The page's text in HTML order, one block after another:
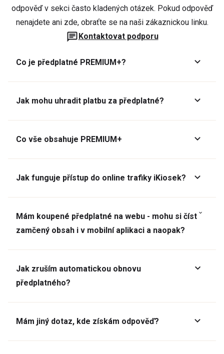
odpověď v sekci často kladených otázek. Pokud odpověď
nenajdete ani zde, obraťte se na naši zákaznickou linku.
Kontaktovat podporu
Co je předplatné PREMIUM+?
Jak mohu uhradit platbu za předplatné?
Co vše obsahuje PREMIUM+
Jak funguje přístup do online trafiky iKiosek?
Mám koupené předplatné na webu - mohu si číst
zamčený obsah i v mobilní aplikaci a naopak?
Jak zruším automatickou obnovu
předplatného?
Mám jiný dotaz, kde získám odpověď?